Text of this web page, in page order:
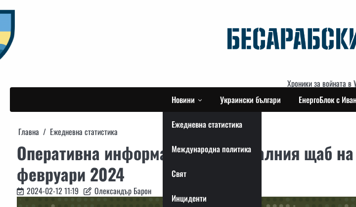
to
content
Хроники за войната в
Новини
Ежедневна статистика
Международна политика
Свят
Инциденти
Украински българи ЕнергоБлок с
Главна Ежедневна статистика
Оперативна информация от генералния щаб
февруари 2024
2024-02-12 11:19 Олександър Барон